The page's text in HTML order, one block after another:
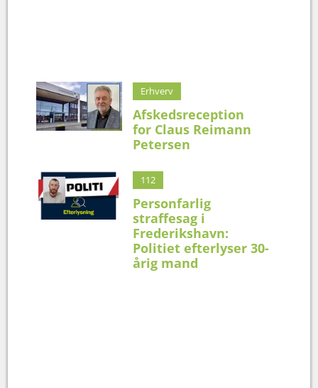
Erhverv
Afskedsreception
for Claus Reimann
Petersen
112
Personfarlig
straffesag i
Frederikshavn:
Politiet efterlyser 30-
årig mand